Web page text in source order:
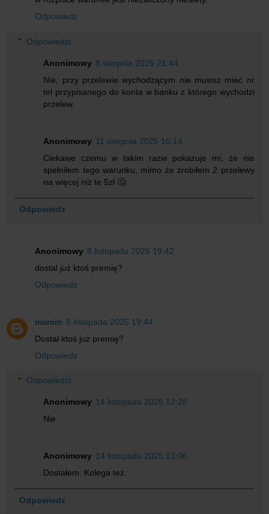
Odpowiedz
Odpowiedzi
Anonimowy 8 sierpnia 2025 21:44
Nie, przy przelewie wychodzącym nie musisz mieć nr
tel przypisanego do konta w banku z którego wychodzi
przelew.
Anonimowy 11 sierpnia 2025 16:14
Ciekawe czemu w takim razie pokazuje mi, że nie
spełniłem tego warunku, mimo że zrobiłem 2 przelewy
na więcej niż te 5zł 🤔
Odpowiedz
Anonimowy 8 listopada 2025 19:42
dostal już ktoś premię?
Odpowiedz
marcin 8 listopada 2025 19:44
Dostał ktoś już premię?
Odpowiedz
Odpowiedzi
Anonimowy 14 listopada 2025 12:28
Nie.
Anonimowy 14 listopada 2025 13:06
Dostałem. Kolega też.
Odpowiedz